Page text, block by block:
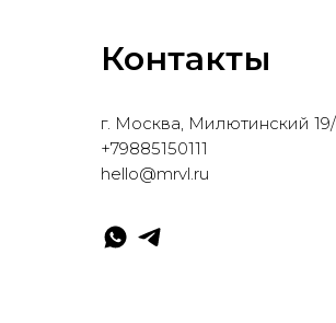
Контакты
г. Москва, Милютинский 19/
+79885150111
hello@mrvl.ru